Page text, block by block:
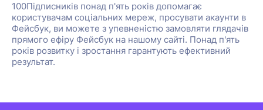
100Підписників понад п'ять років допомагає
користувачам соціальних мереж, просувати акаунти в
Фейсбук, ви можете з упевненістю замовляти глядачів
прямого ефіру Фейсбук на нашому сайті. Понад п'ять
років розвитку і зростання гарантують ефективний
результат.